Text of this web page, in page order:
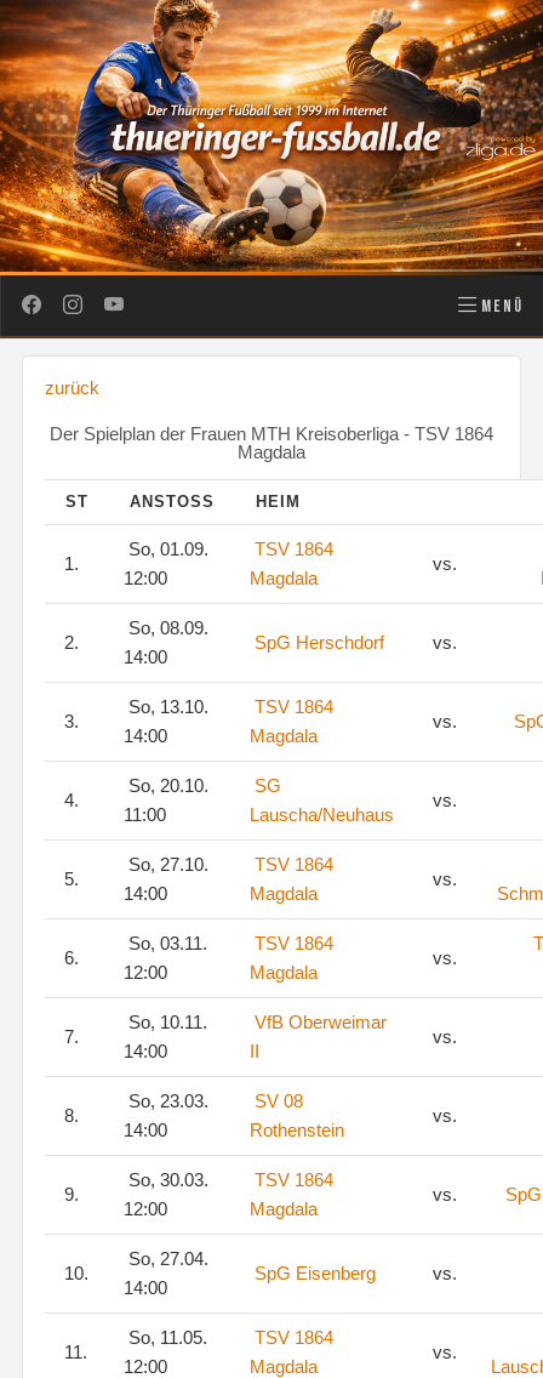
MENÜ
zurück
Der Spielplan der Frauen MTH Kreisoberliga - TSV 1864
Magdala
ST ANSTOSS HEIM
1.
So, 01.09.
12:00
TSV 1864
Magdala
vs.
2.
So, 08.09.
14:00
SpG Herschdorf vs.
3.
So, 13.10.
14:00
TSV 1864
Magdala
vs.
4.
So, 20.10.
11:00
SG
Lauscha/Neuhaus
vs.
5.
So, 27.10.
14:00
TSV 1864
Magdala
vs.
6.
So, 03.11.
12:00
TSV 1864
Magdala
vs.
7.
So, 10.11.
14:00
VfB Oberweimar
II
vs.
8.
So, 23.03.
14:00
SV 08
Rothenstein
vs.
9.
So, 30.03.
12:00
TSV 1864
Magdala
vs.
10.
So, 27.04.
14:00
SpG Eisenberg vs.
11.
So, 11.05.
12:00
TSV 1864
Magdala
vs.